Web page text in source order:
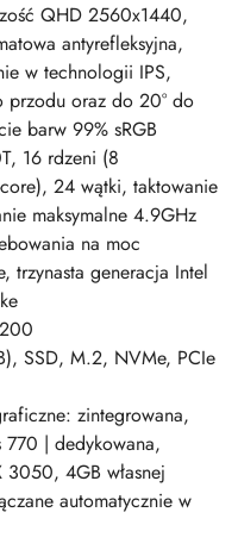
QHD 2560x1440,
antyrefleksyjna,
w technologii IPS,
przodu oraz do 20° do
barw 99% sRGB
, 16 rdzeni (8
24 wątki, taktowanie
maksymalne 4.9GHz
na moc
trzynasta generacja Intel
SSD, M.2, NVMe, PCIe
zintegrowana,
770 | dedykowana,
4GB własnej
automatycznie w